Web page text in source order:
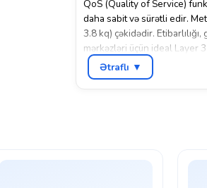
QoS (Quality of Service)
daha sabit və sürətli edir.
3.8 kq) çəkidədir.
mərkəzləri üçün ideal Layer
Ətraflı ▼